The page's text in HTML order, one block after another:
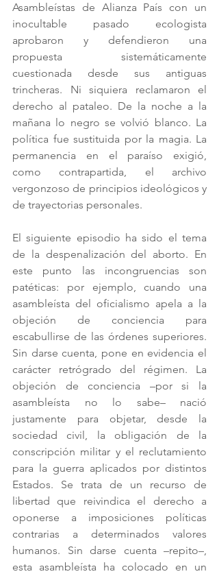
Asambleístas de Alianza País con un
inocultable pasado ecologista
aprobaron y defendieron una
propuesta sistemáticamente
cuestionada desde sus antiguas
trincheras. Ni siquiera reclamaron el
derecho al pataleo. De la noche a la
mañana lo negro se volvió blanco. La
política fue sustituida por la magia. La
permanencia en el paraíso exigió,
como contrapartida, el archivo
vergonzoso de principios ideológicos y
de trayectorias personales.
El siguiente episodio ha sido el tema
de la despenalización del aborto. En
este punto las incongruencias son
patéticas: por ejemplo, cuando una
asambleísta del oficialismo apela a la
objeción de conciencia para
escabullirse de las órdenes superiores.
Sin darse cuenta, pone en evidencia el
carácter retrógrado del régimen. La
objeción de conciencia –por si la
asambleísta no lo sabe– nació
justamente para objetar, desde la
sociedad civil, la obligación de la
conscripción militar y el reclutamiento
para la guerra aplicados por distintos
Estados. Se trata de un recurso de
libertad que reivindica el derecho a
oponerse a imposiciones políticas
contrarias a determinados valores
humanos. Sin darse cuenta –repito–,
esta asambleísta ha colocado en un